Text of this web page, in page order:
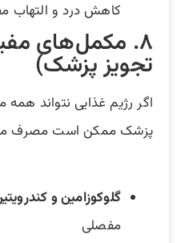
کاهش درد و التهاب
۸. مکمل‌های
تجویز پزشک)
اگر رژیم غذایی نتواند همه
پزشک ممکن است مصرف
گلوکوزامین و
مفصلی